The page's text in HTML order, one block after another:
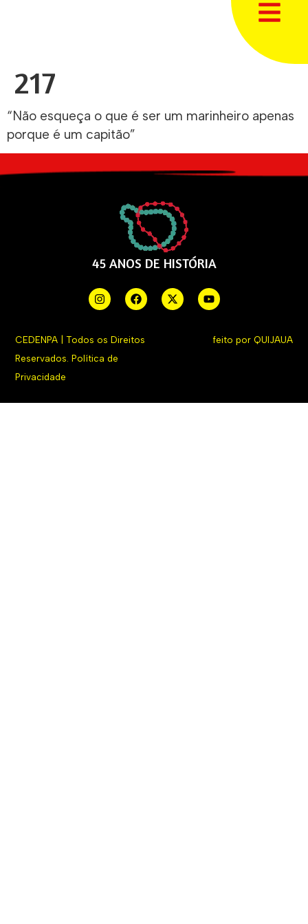
217
“Não esqueça o que é ser um marinheiro apenas
porque é um capitão”
45 ANOS DE HISTÓRIA
CEDENPA | Todos os Direitos
Reservados.Política de
Privacidade
feito por QUIJAUA